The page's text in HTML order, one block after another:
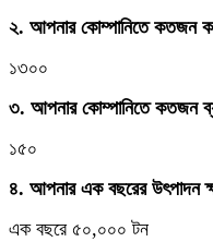
২. আপনার কোম্পানিতে কতজন
১৩০০
৩. আপনার কোম্পানিতে কতজন
১৫০
৪. আপনার এক বছরের উৎপাদন
এক বছরে ৫০,০০০ টন